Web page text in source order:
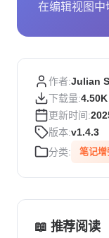
在编辑视图中
作者:Julian
下载量:4.50K
更新时间:
版本:v1.4.3
分类:
笔记增
📖 推荐阅读